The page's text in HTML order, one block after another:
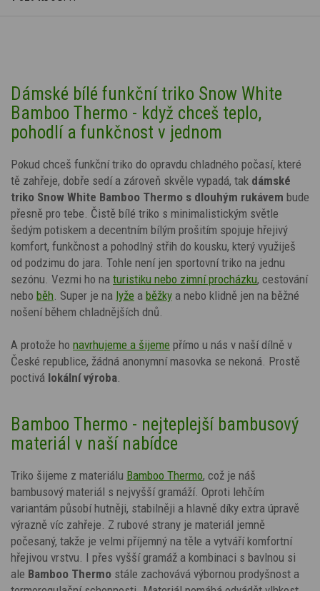
Dámské bílé funkční triko Snow White
Bamboo Thermo - když chceš teplo,
pohodlí a funkčnost v jednom
Pokud chceš funkční triko do opravdu chladného počasí, které
tě zahřeje, dobře sedí a zároveň skvěle vypadá, tak dámské
triko Snow White Bamboo Thermo s dlouhým rukávem bude
přesně pro tebe. Čistě bílé triko s minimalistickým světle
šedým potiskem a decentním bílým prošitím spojuje hřejivý
komfort, funkčnost a pohodlný střih do kousku, který využiješ
od podzimu do jara. Tohle není jen sportovní triko na jednu
sezónu. Vezmi ho na turistiku nebo zimní procházku, cestování
nebo běh . Super je na lyže a běžky a nebo klidně jen na běžné
nošení během chladnějších dnů.
A protože ho navrhujeme a šijeme přímo u nás v naší dílně v
České republice, žádná anonymní masovka se nekoná. Prostě
poctivá lokální výroba
Bamboo Thermo - nejteplejší bambusový
materiál v naší nabídce
Triko šijeme z materiálu Bamboo Thermo, což je náš
bambusový materiál s nejvyšší gramáží. Oproti lehčím
variantám působí hutněji, stabilněji a hlavně díky extra úpravě
výrazně víc zahřeje. Z rubové strany je materiál jemně
počesaný, takže je velmi příjemný na těle a vytváří komfortní
hřejivou vrstvu. I přes vyšší gramáž a kombinaci s bavlnou si
ale Bamboo Thermo stále zachovává výbornou prodyšnost a